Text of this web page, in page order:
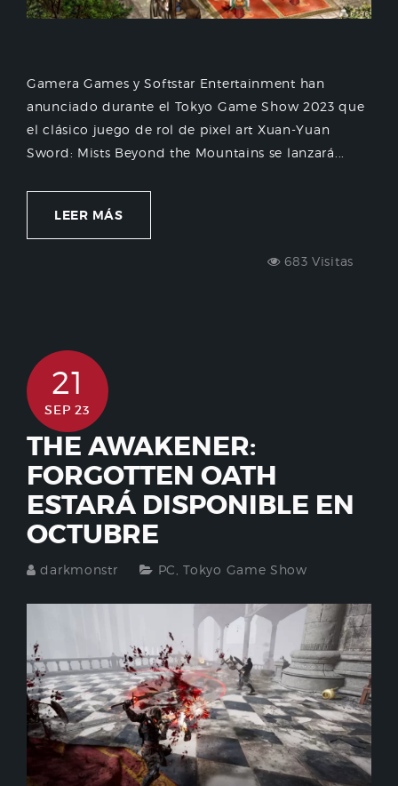
Gamera Games y Softstar Entertainment han
anunciado durante el Tokyo Game Show 2023 que
el clásico juego de rol de pixel art Xuan-Yuan
Sword: Mists Beyond the Mountains se lanzará...
LEER MÁS
683 Visitas
21
SEP 23
THE AWAKENER:
FORGOTTEN OATH
ESTARÁ DISPONIBLE EN
OCTUBRE
darkmonstr PC ,Tokyo Game Show